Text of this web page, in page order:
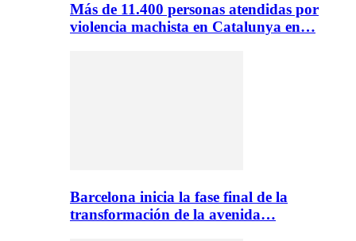
Más de 11.400 personas atendidas por
violencia machista en Catalunya en…
Barcelona inicia la fase final de la
transformación de la avenida…